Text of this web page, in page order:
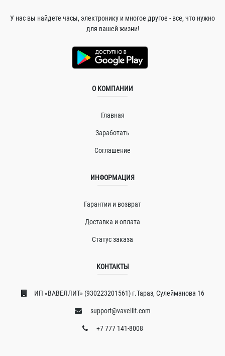
У нас вы найдете часы, электронику и многое другое - все, что нужно
для вашей жизни!
О КОМПАНИИ
Главная
Заработать
Соглашение
ИНФОРМАЦИЯ
Гарантии и возврат
Доставка и оплата
Статус заказа
КОНТАКТЫ
ИП «ВAВЕЛЛИT» (930223201561) г.Тараз, Сулейманова 16
support@vavellit.com
+7 777 141-8008